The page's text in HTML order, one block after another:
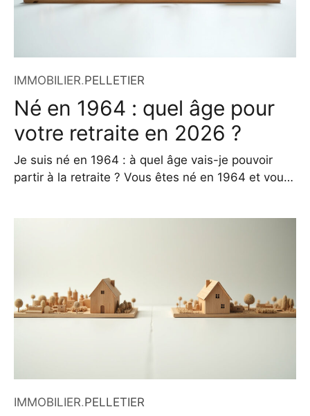
IMMOBILIER.PELLETIER
Né en 1964 : quel âge pour
votre retraite en 2026 ?
Je suis né en 1964 : à quel âge vais-je pouvoir
partir à la retraite ? Vous êtes né en 1964 et vous
IMMOBILIER.PELLETIER